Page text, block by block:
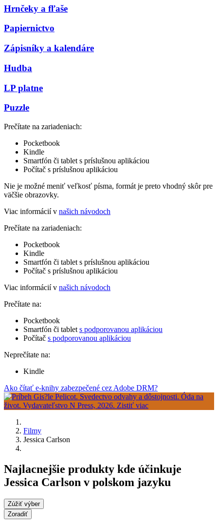
Hrnčeky a fľaše
Papiernictvo
Zápisníky a kalendáre
Hudba
LP platne
Puzzle
Prečítate na zariadeniach:
Pocketbook
Kindle
Smartfón či tablet s príslušnou aplikáciou
Počítač s príslušnou aplikáciou
Nie je možné meniť veľkosť písma, formát je preto vhodný skôr pre
väčšie obrazovky.
Viac informácií v našich návodoch
Prečítate na zariadeniach:
Pocketbook
Kindle
Smartfón či tablet s príslušnou aplikáciou
Počítač s príslušnou aplikáciou
Viac informácií v našich návodoch
Prečítate na:
Pocketbook
Smartfón či tablet s podporovanou aplikáciou
Počítač s podporovanou aplikáciou
Neprečítate na:
Kindle
Ako čítať e-knihy zabezpečené cez Adobe DRM?
Filmy
Jessica Carlson
Najlacnejšie produkty kde účinkuje
Jessica Carlson v polskom jazyku
Zúžiť výber
Zoradiť